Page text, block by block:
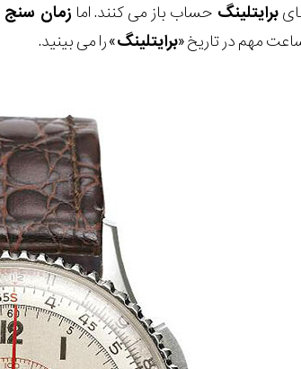
برایتلینگحساب باز می کنند. اما زمان سنج
مهم در تاریخ «برایتلینگ» را می بینید.